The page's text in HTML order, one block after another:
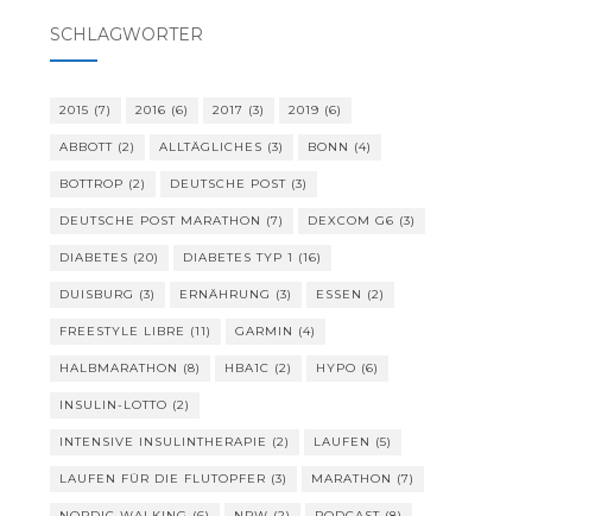
SCHLAGWÖRTER
2015 (7) 2016 (6) 2017 (3) 2019 (6)
ABBOTT(2) ALLTÄGLICHES (3) BONN (4)
BOTTROP (2) DEUTSCHE POST(3)
DEUTSCHE POST MARATHON (7) DEXCOM G6 (3)
DIABETES (20) DIABETES TYP 1 (16)
DUISBURG (3) ERNÄHRUNG (3) ESSEN (2)
FREESTYLE LIBRE (11) GARMIN (4)
HALBMARATHON (8) HBA1C (2) HYPO (6)
INSULIN-LOTTO (2)
INTENSIVE INSULINTHERAPIE (2) LAUFEN (5)
LAUFEN FÜR DIE FLUTOPFER (3) MARATHON (7)